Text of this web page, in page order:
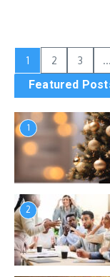
1 2 3 ...
Featured
1
2